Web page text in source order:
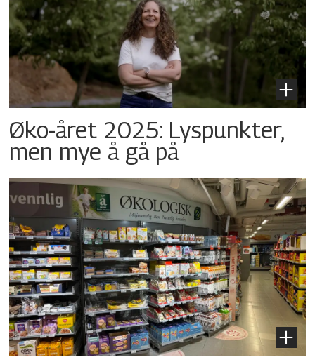
Øko-året 2025: Lyspunkter,
men mye å gå på